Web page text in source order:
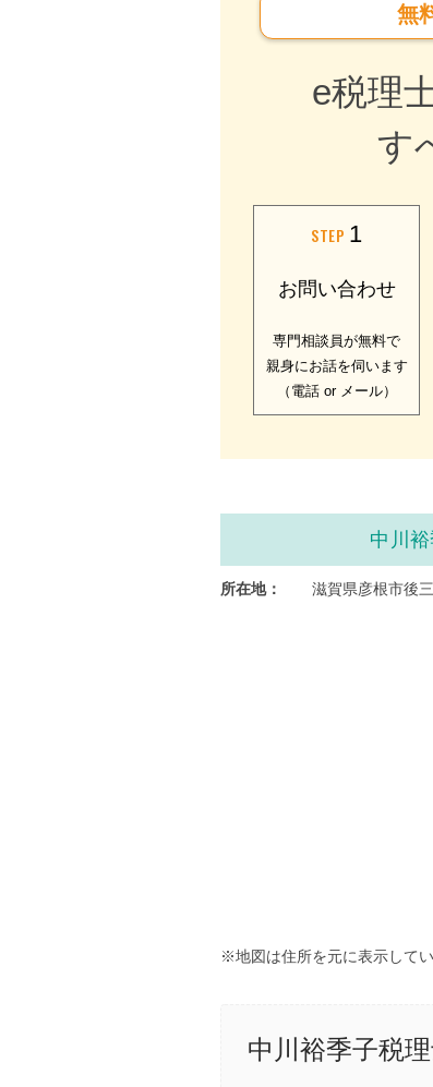
無
e税理
す
STEP 1
お問い合わせ
専門相談員が無料で
親身にお話を伺います
（電話 or メール）
中川
所在地： 滋賀県彦根市後
※地図は住所を元に表示して
中川裕季子税